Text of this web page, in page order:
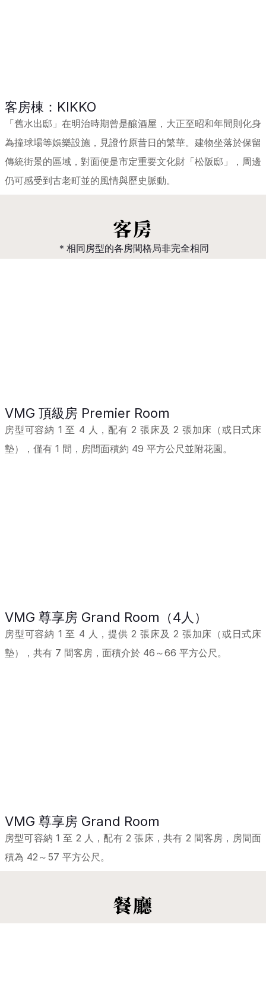
客房棟：KIKKO
「舊水出邸」在明治時期曾是釀酒屋，大正至昭和年間則化身
為撞球場等娛樂設施，見證竹原昔日的繁華。建物坐落於保留
傳統街景的區域，對面便是市定重要文化財「松阪邸」，周邊
仍可感受到古老町並的風情與歷史脈動。
客房
＊相同房型的各房間格局非完全相同
VMG 頂級房 Premier Room
房型可容納 1 至 4 人，配有 2 張床及 2 張加床（或日式床
墊），僅有 1 間，房間面積約 49 平方公尺並附花園。
VMG 尊享房 Grand Room（4人）
房型可容納 1 至 4 人，提供 2 張床及 2 張加床（或日式床
墊），共有 7 間客房，面積介於 46～66 平方公尺。
VMG 尊享房 Grand Room
房型可容納 1 至 2 人，配有 2 張床，共有 2 間客房，房間面
積為 42～57 平方公尺。
餐廳